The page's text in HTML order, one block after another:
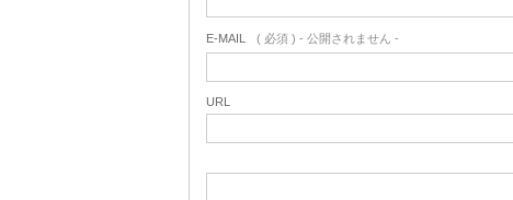
E-MAIL ( 必須 ) - 公開されません -
URL